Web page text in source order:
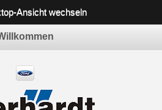
Ansicht wechseln